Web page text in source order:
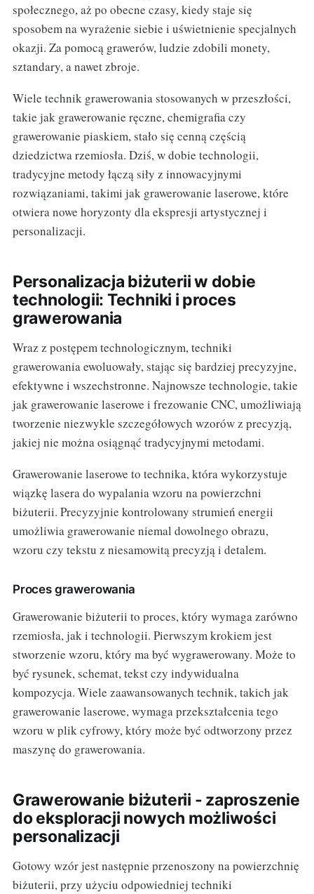
społecznego, aż po obecne czasy, kiedy staje się
sposobem na wyrażenie siebie i uświetnienie specjalnych
okazji. Za pomocą grawerów, ludzie zdobili monety,
sztandary, a nawet zbroje.
Wiele technik grawerowania stosowanych w przeszłości,
takie jak grawerowanie ręczne, chemigrafia czy
grawerowanie piaskiem, stało się cenną częścią
dziedzictwa rzemiosła. Dziś, w dobie technologii,
tradycyjne metody łączą siły z innowacyjnymi
rozwiązaniami, takimi jak grawerowanie laserowe, które
otwiera nowe horyzonty dla ekspresji artystycznej i
personalizacji.
Personalizacja biżuterii w dobie
technologii: Techniki i proces
grawerowania
Wraz z postępem technologicznym, techniki
grawerowania ewoluowały, stając się bardziej precyzyjne,
efektywne i wszechstronne. Najnowsze technologie, takie
jak grawerowanie laserowe i frezowanie CNC, umożliwiają
tworzenie niezwykle szczegółowych wzorów z precyzją,
jakiej nie można osiągnąć tradycyjnymi metodami.
Grawerowanie laserowe to technika, która wykorzystuje
wiązkę lasera do wypalania wzoru na powierzchni
biżuterii. Precyzyjnie kontrolowany strumień energii
umożliwia grawerowanie niemal dowolnego obrazu,
wzoru czy tekstu z niesamowitą precyzją i detalem.
Proces grawerowania
Grawerowanie biżuterii to proces, który wymaga zarówno
rzemiosła, jak i technologii. Pierwszym krokiem jest
stworzenie wzoru, który ma być wygrawerowany. Może to
być rysunek, schemat, tekst czy indywidualna
kompozycja. Wiele zaawansowanych technik, takich jak
grawerowanie laserowe, wymaga przekształcenia tego
wzoru w plik cyfrowy, który może być odtworzony przez
maszynę do grawerowania.
Grawerowanie biżuterii - zaproszenie
do eksploracji nowych możliwości
personalizacji
Gotowy wzór jest następnie przenoszony na powierzchnię
biżuterii, przy użyciu odpowiedniej techniki